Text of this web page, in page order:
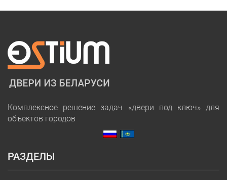
Комплексное решение задач «двери под ключ» для
объектов городов
РАЗДЕЛЫ